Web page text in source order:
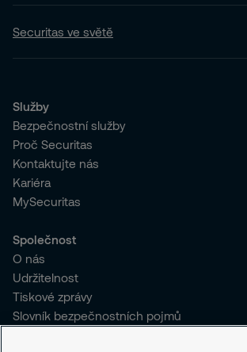
Securitas ve světě
Služby
Bezpečnostní služby
Proč Securitas
Kontaktujte nás
Kariéra
MySecuritas
Společnost
O nás
Udržitelnost
Tiskové zprávy
Slovník bezpečnostních pojmů